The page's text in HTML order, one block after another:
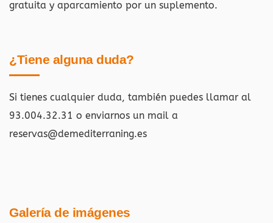
gratuita y aparcamiento por un suplemento.
¿Tiene alguna duda?
Si tienes cualquier duda, también puedes llamar al
93.004.32.31 o enviarnos un mail a
reservas@demediterraning.es
Galería de imágenes